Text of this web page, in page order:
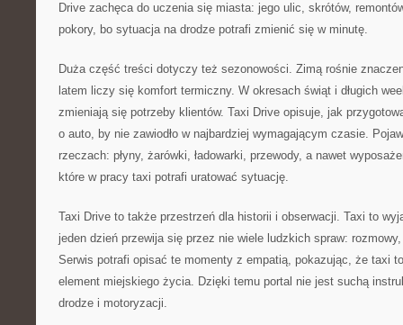
Drive zachęca do uczenia się miasta: jego ulic, skrótów,
pokory, bo sytuacja na drodze potrafi zmienić się w minutę.
Duża część treści dotyczy też sezonowości. Zimą rośnie
latem liczy się komfort termiczny. W okresach świąt i długich
zmieniają się potrzeby klientów. Taxi Drive opisuje, jak
o auto, by nie zawiodło w najbardziej wymagającym czasie.
rzeczach: płyny, żarówki, ładowarki, przewody, a nawet
które w pracy taxi potrafi uratować sytuację.
Taxi Drive to także przestrzeń dla historii i obserwacji. Taxi to
jeden dzień przewija się przez nie wiele ludzkich spraw:
Serwis potrafi opisać te momenty z empatią, pokazując, że taxi
element miejskiego życia. Dzięki temu portal nie jest suchą
drodze i motoryzacji.